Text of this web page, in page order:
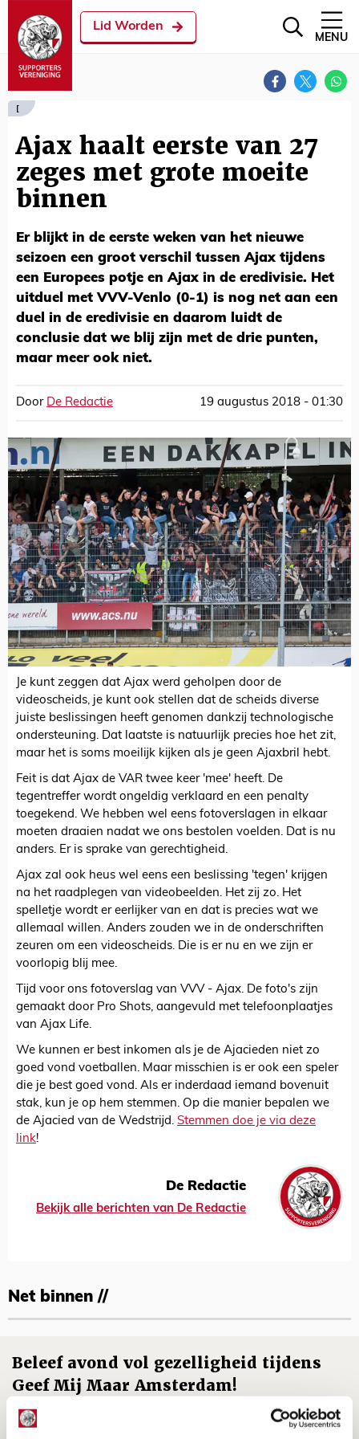
Lid Worden
MENU
[
Ajax haalt eerste van 27
zeges met grote moeite
binnen
Er blijkt in de eerste weken van het nieuwe
seizoen een groot verschil tussen Ajax tijdens
een Europees potje en Ajax in de eredivisie. Het
uitduel met VVV-Venlo (0-1) is nog net aan een
duel in de eredivisie en daarom luidt de
conclusie dat we blij zijn met de drie punten,
maar meer ook niet.
Door De Redactie 19 augustus 2018 - 01:30
Je kunt zeggen dat Ajax werd geholpen door de
videoscheids, je kunt ook stellen dat de scheids diverse
juiste beslissingen heeft genomen dankzij technologische
ondersteuning. Dat laatste is natuurlijk precies hoe het zit,
maar het is soms moeilijk kijken als je geen Ajaxbril hebt.
Feit is dat Ajax de VAR twee keer 'mee' heeft. De
tegentreffer wordt ongeldig verklaard en een penalty
toegekend. We hebben wel eens fotoverslagen in elkaar
moeten draaien nadat we ons bestolen voelden. Dat is nu
anders. Er is sprake van gerechtigheid.
Ajax zal ook heus wel eens een beslissing 'tegen' krijgen
na het raadplegen van videobeelden. Het zij zo. Het
spelletje wordt er eerlijker van en dat is precies wat we
allemaal willen. Anders zouden we in de onderschriften
zeuren om een videoscheids. Die is er nu en we zijn er
voorlopig blij mee.
Tijd voor ons fotoverslag van VVV - Ajax. De foto's zijn
gemaakt door Pro Shots, aangevuld met telefoonplaatjes
van Ajax Life.
We kunnen er best inkomen als je de Ajacieden niet zo
goed vond voetballen. Maar misschien is er ook een speler
die je best goed vond. Als er inderdaad iemand bovenuit
stak, kun je op hem stemmen. Op die manier bepalen we
de Ajacied van de Wedstrijd. Stemmen doe je via deze
link!
De Redactie
Bekijk alle berichten van De Redactie
Net binnen //
Beleef avond vol gezelligheid tijdens
Geef Mij Maar Amsterdam!
10 AUGUSTUS 2026 - 09:12
EVENT